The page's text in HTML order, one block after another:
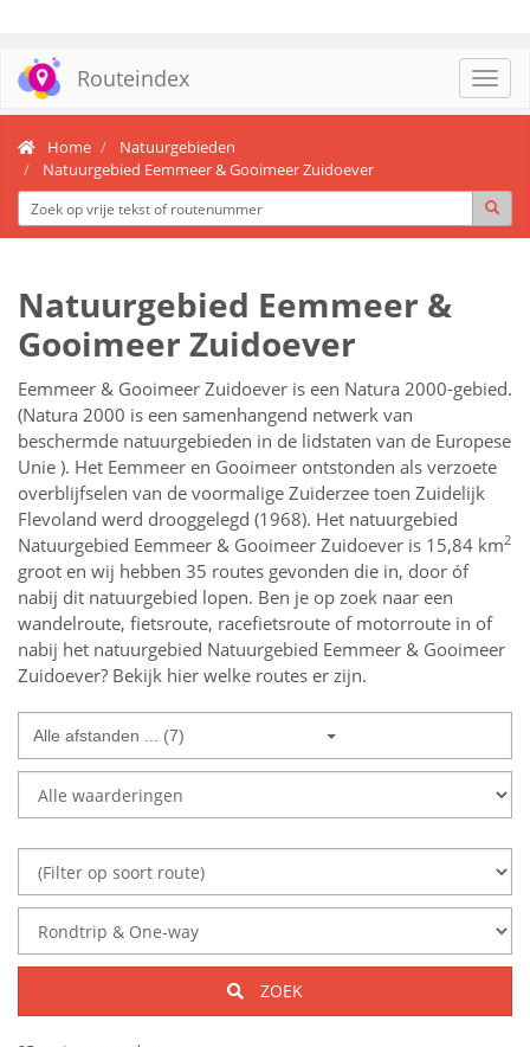
Routeindex
Home
Natuurgebieden
Natuurgebied Eemmeer & Gooimeer Zuidoever
Natuurgebied Eemmeer &
Gooimeer Zuidoever
Eemmeer & Gooimeer Zuidoever is een Natura 2000-gebied.
(Natura 2000 is een samenhangend netwerk van
beschermde natuurgebieden in de lidstaten van de Europese
Unie ). Het Eemmeer en Gooimeer ontstonden als verzoete
overblijfselen van de voormalige Zuiderzee toen Zuidelijk
Flevoland werd drooggelegd (1968). Het natuurgebied
Natuurgebied Eemmeer & Gooimeer Zuidoever is 15,84 km2
groot en wij hebben 35 routes gevonden die in, door óf
nabij dit natuurgebied lopen. Ben je op zoek naar een
wandelroute, fietsroute, racefietsroute of motorroute in of
nabij het natuurgebied Natuurgebied Eemmeer & Gooimeer
Zuidoever? Bekijk hier welke routes er zijn.
Alle afstanden ... (7)
ZOEK